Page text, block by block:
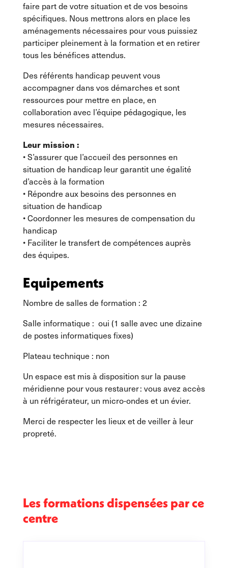
faire part de votre situation et de vos besoins
spécifiques. Nous mettrons alors en place les
aménagements nécessaires pour vous puissiez
participer pleinement à la formation et en retirer
tous les bénéfices attendus.
Des référents handicap peuvent vous
accompagner dans vos démarches et sont
ressources pour mettre en place, en
collaboration avec l’équipe pédagogique, les
mesures nécessaires.
Leur mission :
• S’assurer que l’accueil des personnes en
situation de handicap leur garantit une égalité
d’accès à la formation
• Répondre aux besoins des personnes en
situation de handicap
• Coordonner les mesures de compensation du
handicap
• Faciliter le transfert de compétences auprès
des équipes.
Equipements
Nombre de salles de formation : 2
Salle informatique : oui (1 salle avec une dizaine
de postes informatiques fixes)
Plateau technique : non
Un espace est mis à disposition sur la pause
méridienne pour vous restaurer : vous avez accès
à un réfrigérateur, un micro-ondes et un évier.
Merci de respecter les lieux et de veiller à leur
propreté.
Les formations dispensées par ce
centre